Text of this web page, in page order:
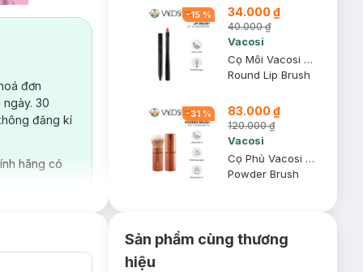
đơn
30
đăng kí
hãng có
-15 % 34.000 ₫
40.000 ₫
Vacosi
Cọ Môi Vacosi Có Nắp Đậy L01
Round Lip Brush
-31 % 83.000 ₫
120.000 ₫
Vacosi
Cọ Phủ Vacosi Bỏ Túi M10
Powder Brush
Sản phẩm cùng thương
hiệu